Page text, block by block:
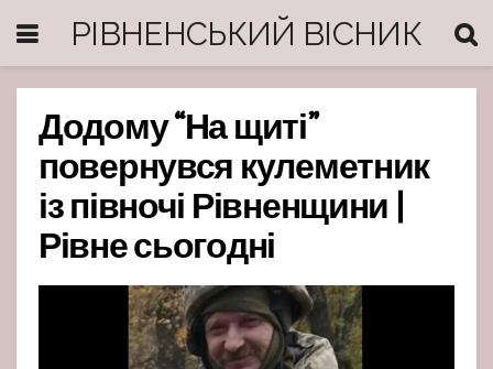
РІВНЕНСЬКИЙ ВІСНИК
Додому “На щиті”
повернувся кулеметник
із півночі Рівненщини |
Рівне сьогодні